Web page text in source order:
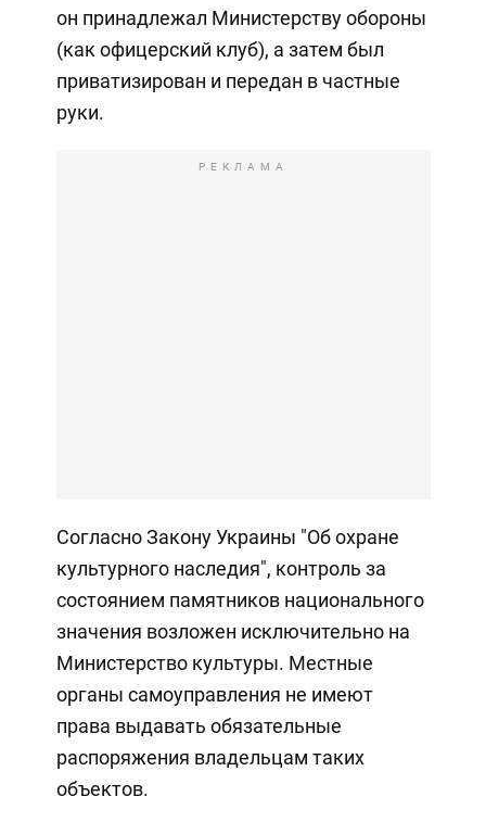
он принадлежал Министерству обороны
(как офицерский клуб), а затем был
приватизирован и передан в частные
руки.
РЕКЛАМА
Согласно Закону Украины "Об охране
культурного наследия", контроль за
состоянием памятников национального
значения возложен исключительно на
Министерство культуры. Местные
органы самоуправления не имеют
права выдавать обязательные
распоряжения владельцам таких
объектов.